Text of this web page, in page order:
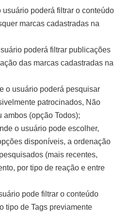
usuário poderá filtrar o conteúdo
marcas cadastradas na
poderá filtrar publicações
das marcas cadastradas na
o usuário poderá pesquisar
patrocinados, Não
ambos (opção Todos);
o usuário pode escolher,
disponíveis, a ordenação
(mais recentes,
por tipo de reação e entre
pode filtrar o conteúdo
tipo de Tags previamente